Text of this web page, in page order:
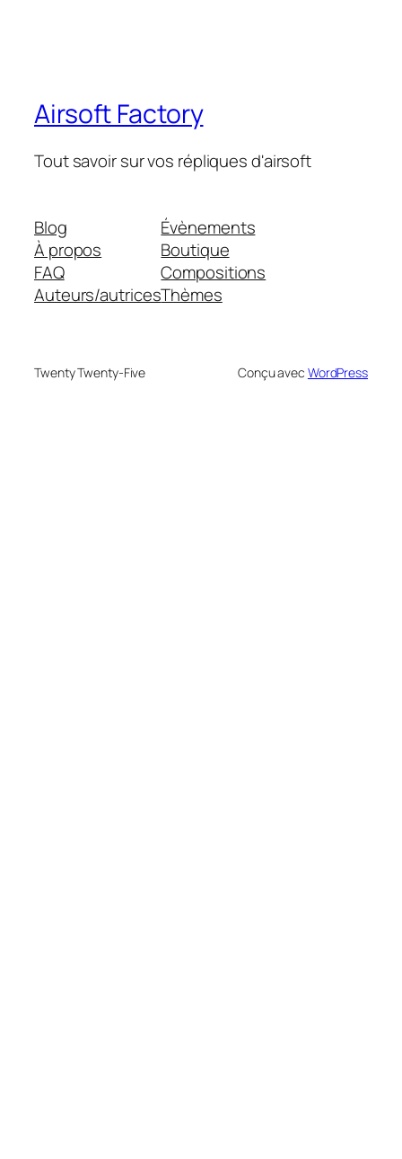
Airsoft Factory
Tout savoir sur vos répliques d'airsoft
Blog
À propos
FAQ
Auteurs/autrices
Évènements
Boutique
Compositions
Thèmes
Twenty Twenty-Five Conçu avec WordPress